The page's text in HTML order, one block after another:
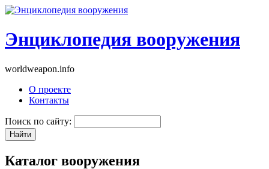
Энциклопедия вооружения
worldweapon.info
О проекте
Контакты
Поиск по сайту:
Каталог вооружения